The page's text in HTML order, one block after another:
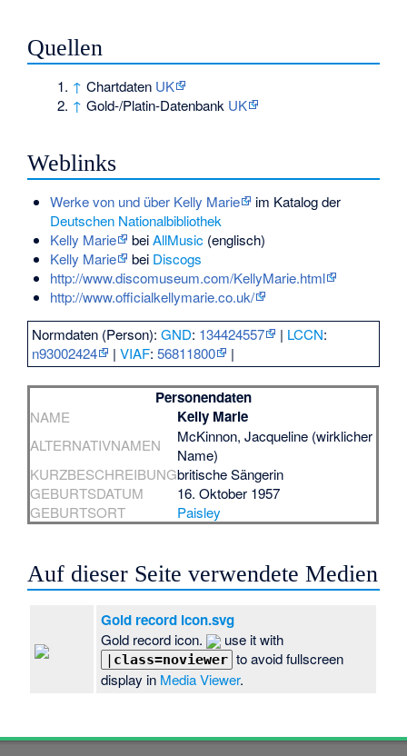
Quellen
↑ Chartdaten UK
↑ Gold-/Platin-Datenbank UK
Weblinks
Werke von und über Kelly Marie
im Katalog der
Deutschen Nationalbibliothek
Kelly Marie
beiAllMusic(englisch)
Kelly Marie
bei Discogs
http://www.discomuseum.com/KellyMarie.html
http://www.officialkellymarie.co.uk/
Normdaten (Person):GND: 134424557 | LCCN:
n93002424
|VIAF:56811800 |
Personendaten
NAME Kelly Marie
ALTERNATIVNAMEN
McKinnon, Jacqueline (wirklicher
Name)
KURZBESCHREIBUNGbritische Sängerin
GEBURTSDATUM
16. Oktober 1957
GEBURTSORT
Paisley
Auf dieser Seite verwendete Medien
Gold record icon.svg
Gold record icon. use it with
| class=noviewer to avoid fullscreen
display in Media Viewer.